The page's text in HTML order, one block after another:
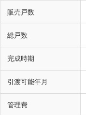
販売戸数
総戸数
完成時期
引渡可能年月
管理費